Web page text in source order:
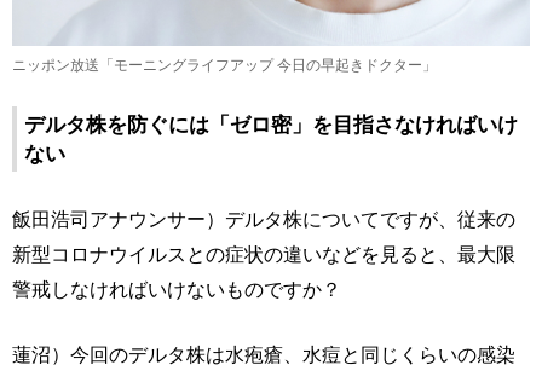
ニッポン放送「モーニングライフアップ 今日の早起きドクター」
デルタ株を防ぐには「ゼロ密」を目指さなければいけ
ない
飯田浩司アナウンサー）デルタ株についてですが、従来の
新型コロナウイルスとの症状の違いなどを見ると、最大限
警戒しなければいけないものですか？
蓮沼）今回のデルタ株は水疱瘡、水痘と同じくらいの感染